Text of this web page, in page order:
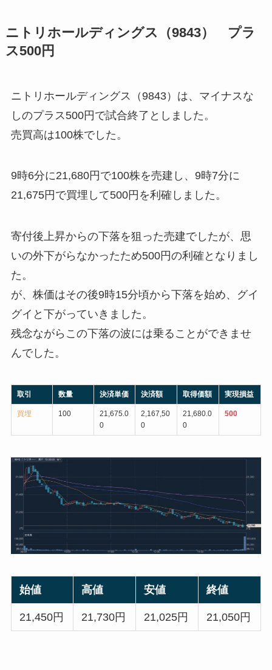
ニトリホールディングス（9843） プラ
ス500円
ニトリホールディングス（9843）は、マイナスな
しのプラス500円で試合終了としました。
売買高は100株でした。
9時6分に21,680円で100株を売建し、9時7分に
21,675円で買埋して500円を利確しました。
寄付後上昇からの下落を狙った売建でしたが、思
いの外下がらなかったため500円の利確となりまし
た。
が、株価はその後9時15分頃から下落を始め、グイ
グイと下がっていきました。
残念ながらこの下落の波には乗ることができませ
んでした。
取引 数量 決済単価 決済額 取得価額 実現損益
買埋 100
21,675.0
0
2,167,50
0
21,680.0
0
500
始値 高値 安値 終値
21,450円 21,730円 21,025円 21,050円